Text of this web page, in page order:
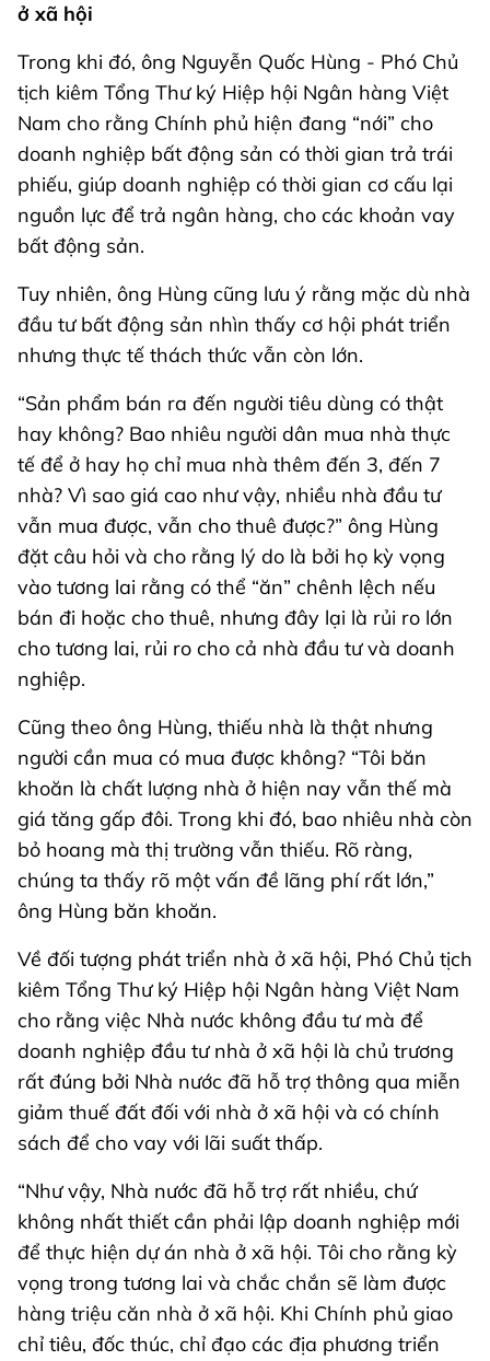
ở xã hội
Trong khi đó, ông Nguyễn Quốc Hùng - Phó Chủ
tịch kiêm Tổng Thư ký Hiệp hội Ngân hàng Việt
Nam cho rằng Chính phủ hiện đang “nới” cho
doanh nghiệp bất động sản có thời gian trả trái
phiếu, giúp doanh nghiệp có thời gian cơ cấu lại
nguồn lực để trả ngân hàng, cho các khoản vay
bất động sản.
Tuy nhiên, ông Hùng cũng lưu ý rằng mặc dù nhà
đầu tư bất động sản nhìn thấy cơ hội phát triển
nhưng thực tế thách thức vẫn còn lớn.
“Sản phẩm bán ra đến người tiêu dùng có thật
hay không? Bao nhiêu người dân mua nhà thực
tế để ở hay họ chỉ mua nhà thêm đến 3, đến 7
nhà? Vì sao giá cao như vậy, nhiều nhà đầu tư
vẫn mua được, vẫn cho thuê được?” ông Hùng
đặt câu hỏi và cho rằng lý do là bởi họ kỳ vọng
vào tương lai rằng có thể “ăn” chênh lệch nếu
bán đi hoặc cho thuê, nhưng đây lại là rủi ro lớn
cho tương lai, rủi ro cho cả nhà đầu tư và doanh
nghiệp.
Cũng theo ông Hùng, thiếu nhà là thật nhưng
người cần mua có mua được không? “Tôi băn
khoăn là chất lượng nhà ở hiện nay vẫn thế mà
giá tăng gấp đôi. Trong khi đó, bao nhiêu nhà còn
bỏ hoang mà thị trường vẫn thiếu. Rõ ràng,
chúng ta thấy rõ một vấn đề lãng phí rất lớn,”
ông Hùng băn khoăn.
Về đối tượng phát triển nhà ở xã hội, Phó Chủ tịch
kiêm Tổng Thư ký Hiệp hội Ngân hàng Việt Nam
cho rằng việc Nhà nước không đầu tư mà để
doanh nghiệp đầu tư nhà ở xã hội là chủ trương
rất đúng bởi Nhà nước đã hỗ trợ thông qua miễn
giảm thuế đất đối với nhà ở xã hội và có chính
sách để cho vay với lãi suất thấp.
“Như vậy, Nhà nước đã hỗ trợ rất nhiều, chứ
không nhất thiết cần phải lập doanh nghiệp mới
để thực hiện dự án nhà ở xã hội. Tôi cho rằng kỳ
vọng trong tương lai và chắc chắn sẽ làm được
hàng triệu căn nhà ở xã hội. Khi Chính phủ giao
chỉ tiêu, đốc thúc, chỉ đạo các địa phương triển